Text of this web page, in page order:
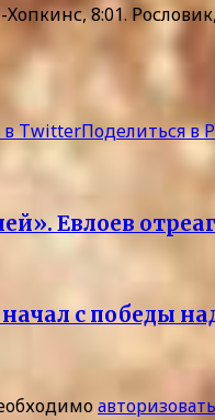
8:01.
в TwitterПоделиться в
Евлоев
с победы